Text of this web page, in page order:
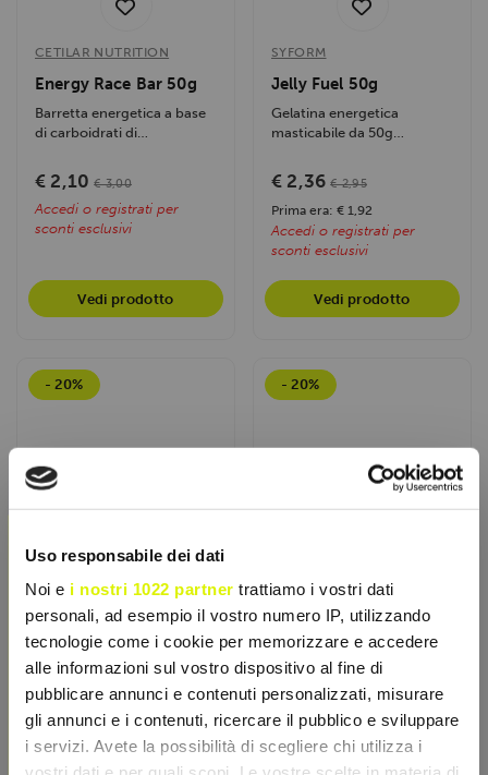
×
Uso responsabile dei dati
Noi e i nostri 1022 partner trattiamo i vostri dati
personali, ad esempio il vostro numero IP, utilizzando
tecnologie come i cookie per memorizzare e accedere
alle informazioni sul vostro dispositivo al fine di
pubblicare annunci e contenuti personalizzati, misurare
gli annunci e i contenuti, ricercare il pubblico e sviluppare
i servizi. Avete la possibilità di scegliere chi utilizza i
CETILAR NUTRITION
Energy Race Bar 50g
Barretta energetica a base
di carboidrati di
energia rapida e...
€ 2,10 € 3,00
Accedi o registrati per
sconti esclusivi
Vedi prodotto
SYFORM
Jelly Fuel 50g
Gelatina energetica
masticabile da 50g
differente...
€ 2,36 € 2,95
Prima era: € 1,92
Accedi o registrati per
sconti esclusivi
Vedi prodotto
- 20%
+WATT
Long Race 80gr
Barretta energetica Long
Race: snack nutriente da
80g con avena, cocco e
- 20%
+WATT
Marza+Ride 35gr
Barretta energetica con
pasta di mandorle e fiocchi
d’avena, ricca di...